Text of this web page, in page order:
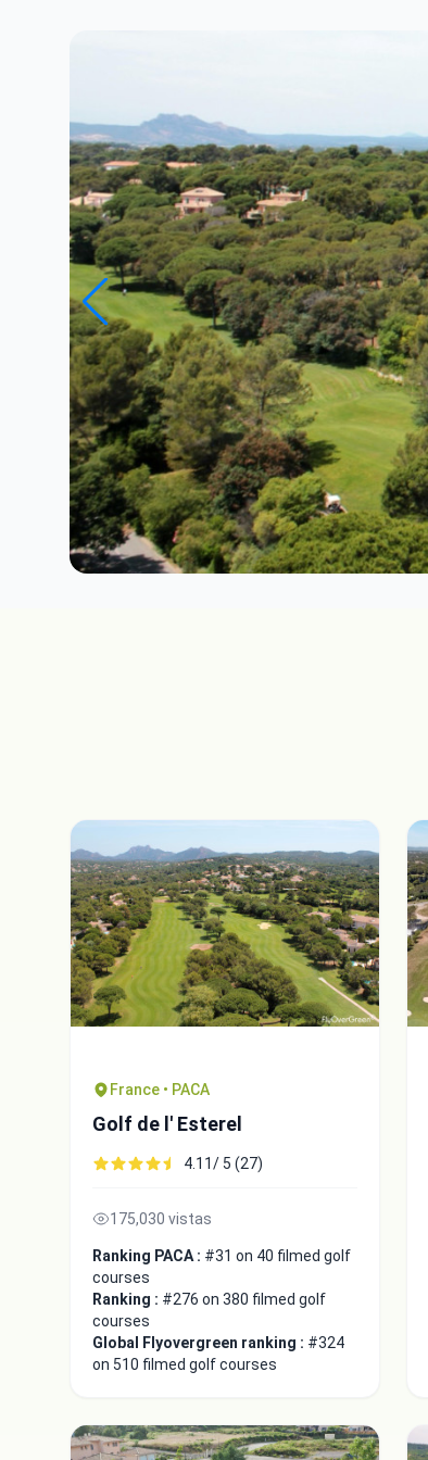
France • PACA
Golf de l' Esterel
4.11/ 5 (27)
175,030 vistas
Ranking PACA : #31 on 40 filmed golf
courses
Ranking : #276 on 380 filmed golf
courses
Global Flyovergreen ranking : #324
on 510 filmed golf courses